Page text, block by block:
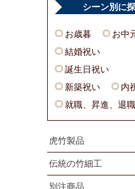
シーン別に
お歳暮
お中
結婚祝い
誕生日祝い
新築祝い
内
就職、昇進、退
虎竹製品
伝統の竹細工
別注商品